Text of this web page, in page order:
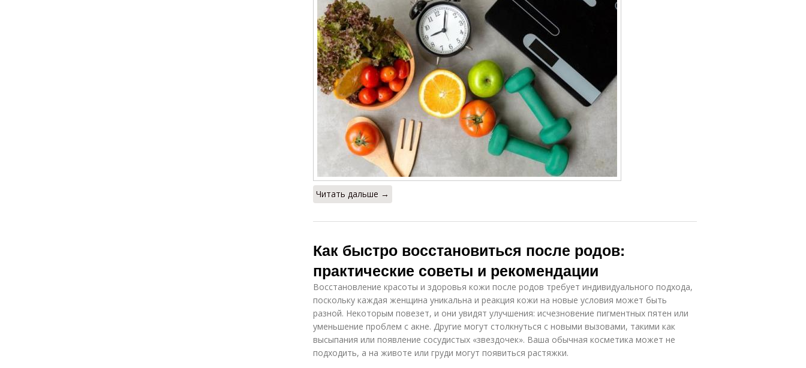
Читать дальше →
Как быстро восстановиться после родов:
практические советы и рекомендации
Восстановление красоты и здоровья кожи после родов требует индивидуального подхода,
поскольку каждая женщина уникальна и реакция кожи на новые условия может быть
разной. Некоторым повезет, и они увидят улучшения: исчезновение пигментных пятен или
уменьшение проблем с акне. Другие могут столкнуться с новыми вызовами, такими как
высыпания или появление сосудистых «звездочек». Ваша обычная косметика может не
подходить, а на животе или груди могут появиться растяжки.